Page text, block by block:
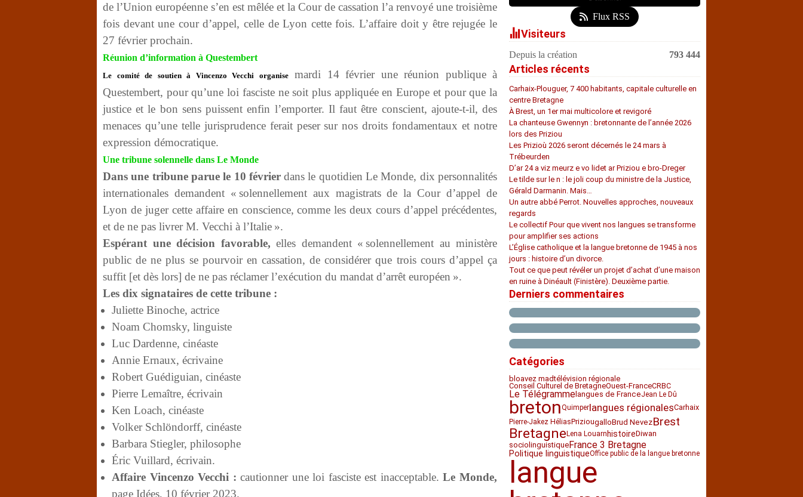
de l’Union européenne s’en est mêlée et la Cour de cassation l’a renvoyé une troisième
fois devant une cour d’appel, celle de Lyon cette fois. L’affaire doit y être rejugée le
27 février prochain.
Réunion d’information à Questembert
Le comité de soutien à Vincenzo Vecchi organisemardi 14 février une réunion publique à
Questembert, pour qu’une loi fasciste ne soit plus appliquée en Europe et pour que la
justice et le bon sens puissent enfin l’emporter. Il faut être conscient, ajoute-t-il, des
menaces qu’une telle jurisprudence ferait peser sur nos droits fondamentaux et notre
expression démocratique.
Une tribune solennelle dans Le Monde
Dans une tribune parue le 10 févrierdans le quotidien Le Monde, dix personnalités
internationales demandent « solennellement aux magistrats de la Cour d’appel de
Lyon de juger cette affaire en conscience, comme les deux cours d’appel précédentes,
et de ne pas livrer M. Vecchi à l’Italie ».
Espérant une décision favorable, elles demandent « solennellement au ministère
public de ne plus se pourvoir en cassation, de considérer que trois cours d’appel ça
suffit [et dès lors] de ne pas réclamer l’exécution du mandat d’arrêt européen ».
Les dix signataires de cette tribune :
Juliette Binoche, actrice
Noam Chomsky, linguiste
Luc Dardenne, cinéaste
Annie Ernaux, écrivaine
Robert Guédiguian, cinéaste
Pierre Lemaître, écrivain
Ken Loach, cinéaste
Volker Schlöndorff, cinéaste
Barbara Stiegler, philosophe
Éric Vuillard, écrivain.
Affaire Vincenzo Vecchi : cautionner une loi fasciste est inacceptable.Le Monde,
page Idées, 10 février 2023.
Flux RSS
Visiteurs
Depuis la création 793 444
Articles récents
Carhaix-Plouguer, 7 400 habitants, capitale culturelle en
centre Bretagne
À Brest, un 1er mai multicolore et revigoré
La chanteuse Gwennyn : bretonnante de l’année 2026
lors des Priziou
Les Prizioù 2026 seront décernés le 24 mars à
Trébeurden
D’ar 24 a viz meurz e vo lidet ar Priziou e bro-Dreger
Le tilde sur le n : le joli coup du ministre de la Justice,
Gérald Darmanin. Mais…
Un autre abbé Perrot. Nouvelles approches, nouveaux
regards
Le collectif Pour que vivent nos langues se transforme
pour amplifier ses actions
L’Église catholique et la langue bretonne de 1945 à nos
jours : histoire d’un divorce.
Tout ce que peut révéler un projet d’achat d’une maison
en ruine à Dinéault (Finistère). Deuxième partie.
Derniers commentaires
Catégories
bloavez madtélévision régionale
Conseil Culturel de BretagneOuest-FranceCRBC
Le Télégramme langues de FranceJean Le Dû
bretonQuimperlangues régionalesCarhaix
Pierre-Jakez HéliasPriziougalloBrud NevezBrest
Bretagne Lena LouarnhistoireDiwan
sociolinguistiqueFrance 3 Bretagne
Politique linguistiqueOffice public de la langue bretonne
langue